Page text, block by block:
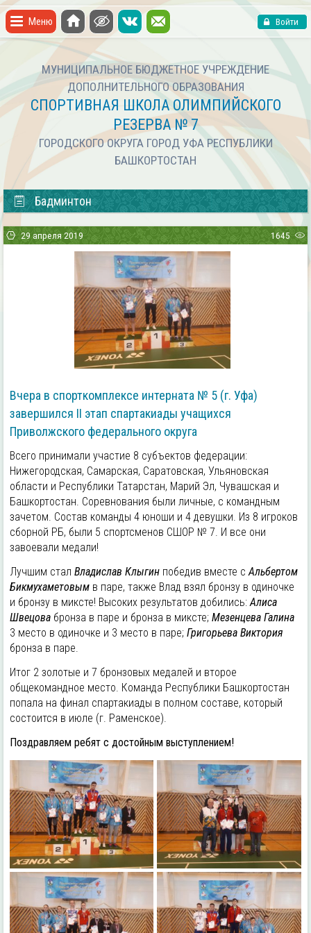
Меню Войти
МУНИЦИПАЛЬНОЕ БЮДЖЕТНОЕ УЧРЕЖДЕНИЕ
ДОПОЛНИТЕЛЬНОГО ОБРАЗОВАНИЯ
СПОРТИВНАЯ ШКОЛА ОЛИМПИЙСКОГО
РЕЗЕРВА № 7
ГОРОДСКОГО ОКРУГА ГОРОД УФА РЕСПУБЛИКИ
БАШКОРТОСТАН
Бадминтон
29 апреля 2019 1645
Вчера в спорткомплексе интерната № 5 (г. Уфа)
завершился II этап спартакиады учащихся
Приволжского федерального округа
Всего принимали участие 8 субъектов федерации:
Нижегородская, Самарская, Саратовская, Ульяновская
области и Республики Татарстан, Марий Эл, Чувашская и
Башкортостан. Соревнования были личные, с командным
зачетом. Состав команды 4 юноши и 4 девушки. Из 8 игроков
сборной РБ, были 5 спортсменов СШОР № 7. И все они
завоевали медали!
Лучшим стал Владислав Клыгинпобедив вместе с Альбертом
Бикмухаметовымв паре, также Влад взял бронзу в одиночке
и бронзу в миксте! Высоких результатов добились: Алиса
Швецовабронза в паре и бронза в миксте;Мезенцева Галина
3 место в одиночке и 3 место в паре; Григорьева Виктория
бронза в паре.
Итог 2 золотые и 7 бронзовых медалей и второе
общекомандное место. Команда Республики Башкортостан
попала на финал спартакиады в полном составе, который
состоится в июле (г. Раменское).
Поздравляем ребят с достойным выступлением!